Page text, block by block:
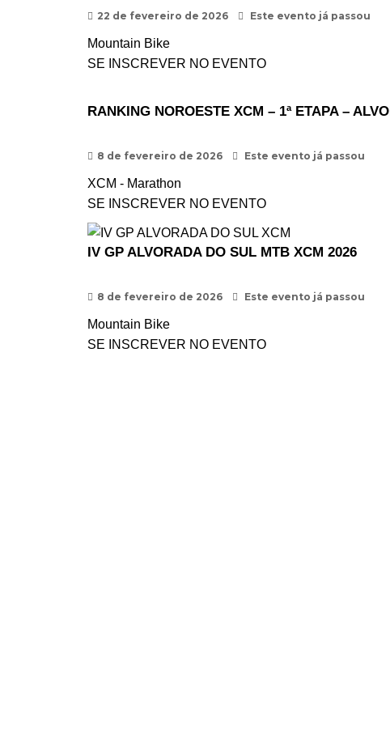
22 de fevereiro de 2026 Este evento já passou
Mountain Bike
SE INSCREVER NO EVENTO
RANKING NOROESTE XCM – 1ª ETAPA –
8 de fevereiro de 2026 Este evento já passou
XCM - Marathon
SE INSCREVER NO EVENTO
IV GP ALVORADA DO SUL MTB XCM 2026
8 de fevereiro de 2026 Este evento já passou
Mountain Bike
SE INSCREVER NO EVENTO